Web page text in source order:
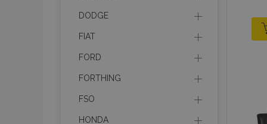
DODGE
FIAT
FORD
FORTHING
FSO
HONDA